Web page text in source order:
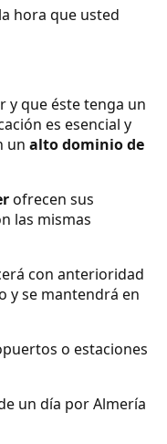
hora que usted
y que éste tenga un
es esencial y
un alto dominio de
ofrecen sus
las mismas
con anterioridad
y se mantendrá en
o estaciones
un día por Almería